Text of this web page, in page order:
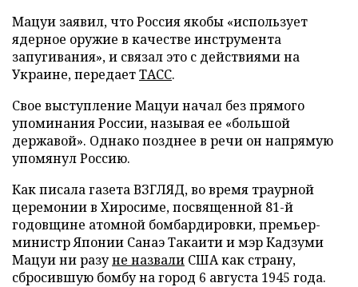
Мацуи заявил, что Россия якобы «использует
ядерное оружие в качестве инструмента
запугивания», и связал это с действиями на
Украине, передаетТАСС.
Свое выступление Мацуи начал без прямого
упоминания России, называя ее «большой
державой». Однако позднее в речи он напрямую
упомянул Россию.
Как писала газета ВЗГЛЯД, во время траурной
церемонии в Хиросиме, посвященной 81-й
годовщине атомной бомбардировки, премьер-
министр Японии Санаэ Такаити и мэр Кадзуми
Мацуи ни разуне назвали США как страну,
сбросившую бомбу на город 6 августа 1945 года.